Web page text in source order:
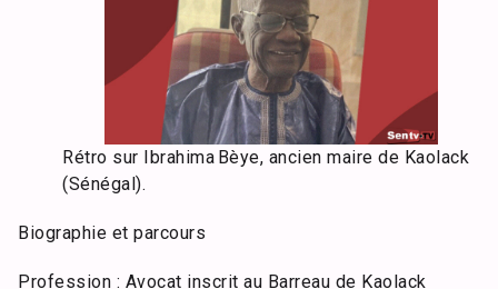
Rétro sur Ibrahima Bèye, ancien maire de Kaolack
(Sénégal).
Biographie et parcours
Profession : Avocat inscrit au Barreau de Kaolack